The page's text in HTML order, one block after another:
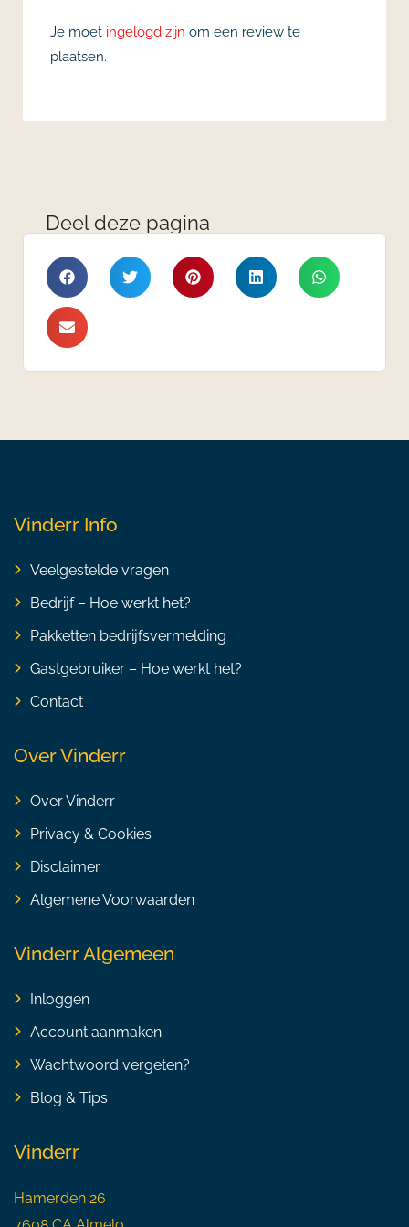
Je moet ingelogd zijn om een review te
plaatsen.
Deel deze pagina
Vinderr Info
Veelgestelde vragen
Bedrijf – Hoe werkt het?
Pakketten bedrijfsvermelding
Gastgebruiker – Hoe werkt het?
Contact
Over Vinderr
Over Vinderr
Privacy & Cookies
Disclaimer
Algemene Voorwaarden
Vinderr Algemeen
Inloggen
Account aanmaken
Wachtwoord vergeten?
Blog & Tips
Vinderr
Hamerden 26